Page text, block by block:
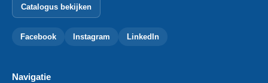
Catalogus bekijken
Facebook Instagram LinkedIn
Navigatie